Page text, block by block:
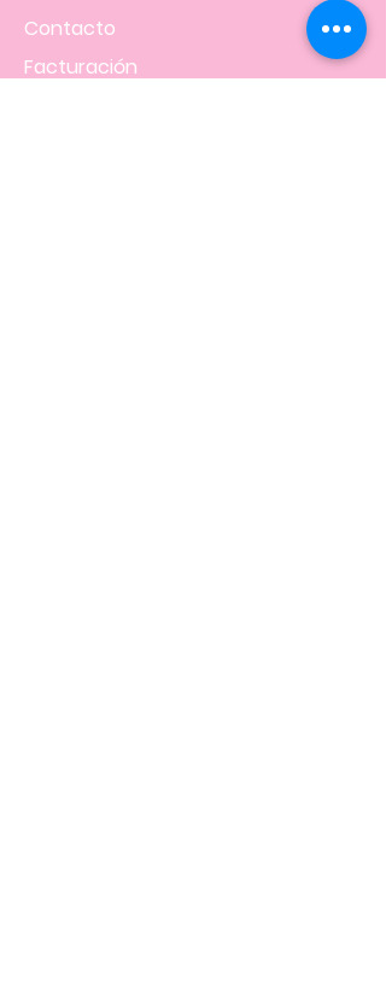
Contacto
Facturación